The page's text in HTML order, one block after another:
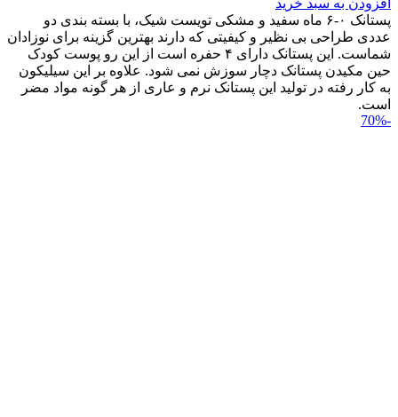
افزودن به سبد خرید
پستانک ۰-۶ ماه سفید و مشکی تویست شیک، با بسته بندی دو
عددی طراحی بی نظیر و کیفیتی که دارند بهترین گزینه برای نوزادان
شماست. این پستانک دارای ۴ حفره است از این رو پوست کودک
حین مکیدن پستانک دچار سوزش نمی شود. علاوه بر این سیلیکون
به کار رفته در تولید این پستانک نرم و عاری از هر گونه مواد مضر
است.
-70%